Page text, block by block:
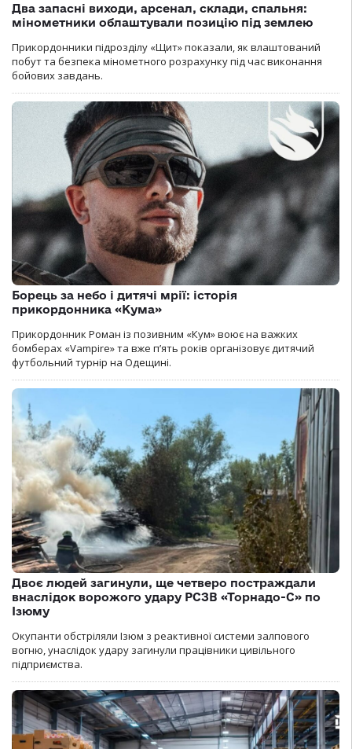
Два запасні виходи, арсенал, склади, спальня:
мінометники облаштували позицію під землею
Прикордонники підрозділу «Щит» показали, як влаштований
побут та безпека мінометного розрахунку під час виконання
бойових завдань.
Борець за небо і дитячі мрії: історія
прикордонника «Кума»
Прикордонник Роман із позивним «Кум» воює на важких
бомберах «Vampire» та вже п’ять років організовує дитячий
футбольний турнір на Одещині.
Двоє людей загинули, ще четверо постраждали
внаслідок ворожого удару РСЗВ «Торнадо-С» по
Ізюму
Окупанти обстріляли Ізюм з реактивної системи залпового
вогню, унаслідок удару загинули працівники цивільного
підприємства.